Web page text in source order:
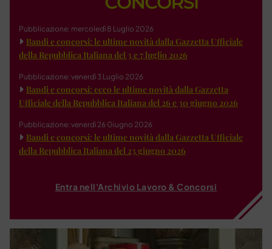
Pubblicazione: mercoledì 8 Luglio 2026
Bandi e concorsi: le ultime novità dalla Gazzetta Ufficiale
della Repubblica Italiana del 3 e 7 luglio 2026
Pubblicazione: venerdì 3 Luglio 2026
Bandi e concorsi: ecco le ultime novità dalla Gazzetta
Ufficiale della Repubblica Italiana del 26 e 30 giugno 2026
Pubblicazione: venerdì 26 Giugno 2026
Bandi e concorsi: le ultime novità dalla Gazzetta Ufficiale
della Repubblica Italiana del 23 giugno 2026
Entra nell'Archivio Lavoro & Concorsi